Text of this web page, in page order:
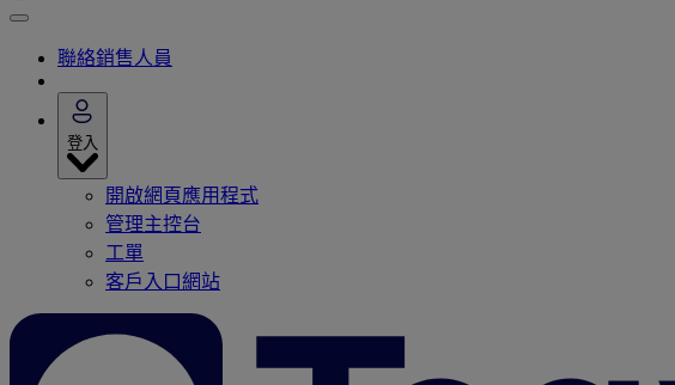
聯絡銷售人員
登入
開啟網頁應用程式
管理主控台
工單
客戶入口網站